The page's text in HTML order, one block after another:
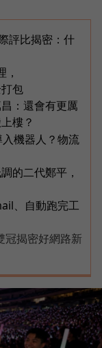
評比揭密：什
包
：還會有更厲
樓？
機器人？物流
的二代鄭平，
、自動跑完工
冠揭密好網路新